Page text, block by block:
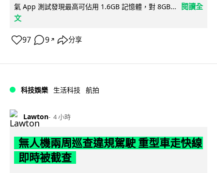
氣 App 測試發現最高可佔用 1.6GB 記憶體，對 8GB...
閱讀全
文
97 9 ↗ 分享
科技娛樂 生活科技 航拍
Lawton 4 小時
無人機兩周巡查違規駕駛 重型車走快線
即時被截查